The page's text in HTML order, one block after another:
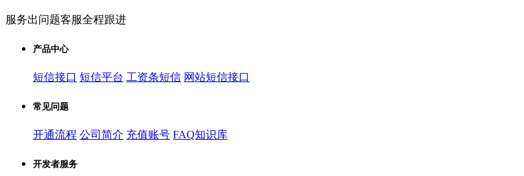
服务出问题客服全程跟进
产品中心
短信接口 短信平台 工资条短信 网站短信接口
常见问题
开通流程 公司简介 充值账号 FAQ知识库
开发者服务